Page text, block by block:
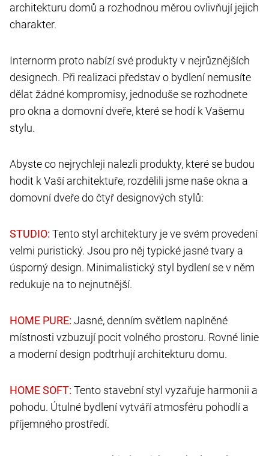
architekturu domů a rozhodnou měrou ovlivňují jejich
charakter.
Internorm proto nabízí své produkty v nejrůznějších
designech. Při realizaci představ o bydlení nemusíte
dělat žádné kompromisy, jednoduše se rozhodnete
pro okna a domovní dveře, které se hodí k Vašemu
stylu.
Abyste co nejrychleji nalezli produkty, které se budou
hodit k Vaší architektuře, rozdělili jsme naše okna a
domovní dveře do čtyř designových stylů:
Tento styl architektury je ve svém provedení
velmi puristický. Jsou pro něj typické jasné tvary a
úsporný design. Minimalistický styl bydlení se v něm
redukuje na to nejnutnější.
Jasné, denním světlem naplněné
místnosti vzbuzují pocit volného prostoru. Rovné linie
a moderní design podtrhují architekturu domu.
Tento stavební styl vyzařuje harmonii a
pohodu. Útulné bydlení vytváří atmosféru pohodlí a
příjemného prostředí.